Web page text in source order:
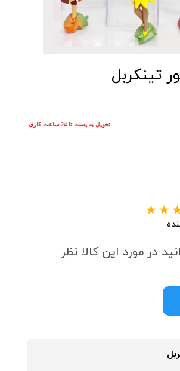
تینکربل
در مورد این کالا نظر
تحویل به پست تا 24 ساعت کاری